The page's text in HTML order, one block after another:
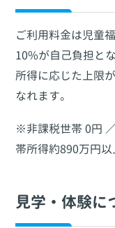
ご利用料金は児童
10%が自己負担と
所得に応じた上限
なれます。
※非課税世帯 0円
帯所得約890万円
見学・体験に